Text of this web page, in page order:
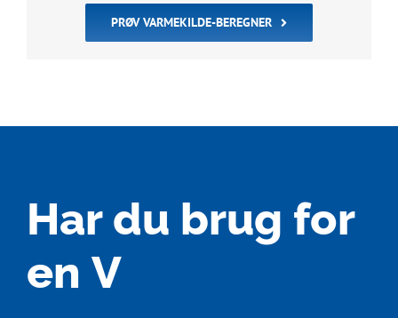
PRØV VARMEKILDE-BEREGNER
Har du brug for
en